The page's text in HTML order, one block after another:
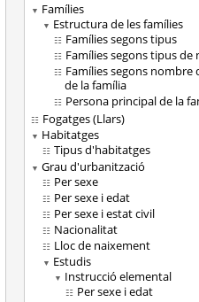
Famílies
Estructura de les famílies
Famílies segons tipus
Famílies segons tipus
Famílies segons
de la família
Persona principal de la
Fogatges (Llars)
Habitatges
Tipus d'habitatges
Grau d'urbanització
Per sexe
Per sexe i edat
Per sexe i estat civil
Nacionalitat
Lloc de naixement
Estudis
Instrucció elemental
Per sexe i edat